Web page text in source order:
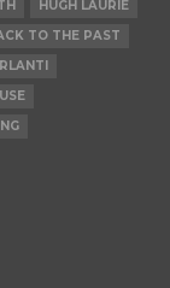
HUGH LAURIE
TO THE PAST